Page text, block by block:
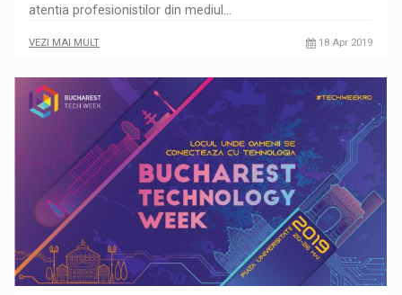
atentia profesionistilor din mediul…
VEZI MAI MULT 18 Apr 2019